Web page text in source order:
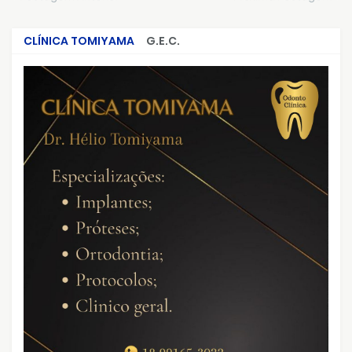
CLÍNICA TOMIYAMA
G.E.C.
CRIMES QUE ABALARAM O BRASIL